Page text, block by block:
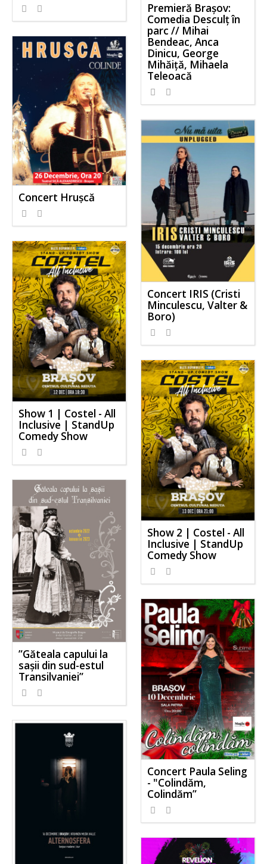
Premieră Brașov:
Comedia Desculț în
parc // Mihai
Bendeac, Anca
Dinicu, George
Mihăiță, Mihaela
Teleoacă
Concert Hrușcă
Concert IRIS (Cristi
Minculescu, Valter &
Boro)
Show 1 | Costel - All
Inclusive | StandUp
Comedy Show
Show 2 | Costel - All
Inclusive | StandUp
Comedy Show
”Găteala capului la
sașii din sud-estul
Transilvaniei”
Concert Paula Seling
- "Colindăm,
Colindăm”